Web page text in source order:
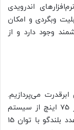
اندرویدی
وبگردی و امکان
وجود دارد و از
می‌پردازیم.
تلویزیون شیائومی مدل Mi TV Q1 75 سایز 75 اینچ از سیستم
صوتی دو کاناله بهره برده است و دارای دو عدد بلندگو با توان 15